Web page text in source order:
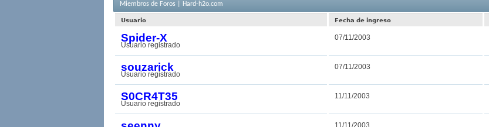
Miembros de Foros | Hard-h2o.com
Usuario Fecha de ingreso
Spider-X
Usuario registrado
07/11/2003
souzarick
Usuario registrado
07/11/2003
S0CR4T35
Usuario registrado
11/11/2003
11/11/2003